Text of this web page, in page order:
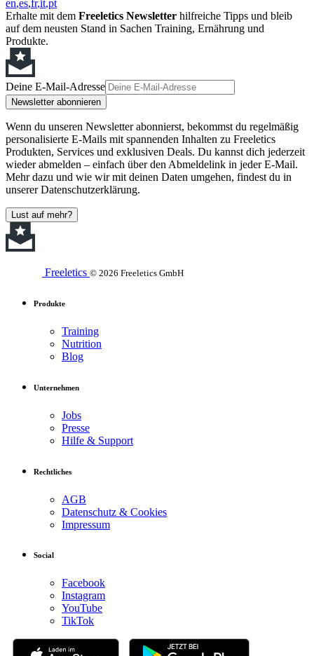
en es fr it pt
Erhalte mit dem Freeletics Newsletter hilfreiche Tipps und bleib
auf dem neusten Stand in Sachen Training, Ernährung und
Produkte.
Deine E-Mail-Adresse
Newsletter abonnieren
Wenn du unseren Newsletter abonnierst, bekommst du regelmäßig
personalisierte E-Mails mit spannenden Inhalten zu Freeletics
Produkten, Services und exklusiven Deals. Du kannst dich jederzeit
wieder abmelden – einfach über den Abmeldelink in jeder E-Mail.
Mehr dazu und wie wir mit deinen Daten umgehen, findest du in
unserer Datenschutzerklärung.
Lust auf mehr?
Freeletics © 2026 Freeletics GmbH
Produkte
Training
Nutrition
Blog
Unternehmen
Jobs
Presse
Hilfe & Support
Rechtliches
AGB
Datenschutz & Cookies
Impressum
Social
Facebook
Instagram
YouTube
TikTok